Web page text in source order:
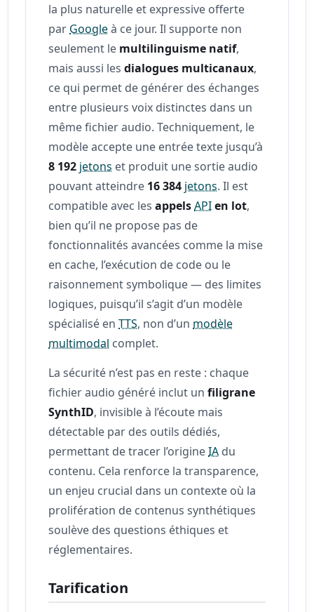
la plus naturelle et expressive offerte
par Googleà ce jour. Il supporte non
seulement le multilinguisme natif,
mais aussi lesdialogues multicanaux,
ce qui permet de générer des échanges
entre plusieurs voix distinctes dans un
même fichier audio. Techniquement, le
modèle accepte une entrée texte jusqu’à
8 192 jetons et produit une sortie audio
pouvant atteindre 16 384 jetons. Il est
compatible avec lesappelsAPIen lot,
bien qu’il ne propose pas de
fonctionnalités avancées comme la mise
en cache, l’exécution de code ou le
raisonnement symbolique — des limites
logiques, puisqu’il s’agit d’un modèle
spécialisé enTTS, non d’un modèle
multimodal complet.
La sécurité n’est pas en reste : chaque
fichier audio généré inclut unfiligrane
SynthID, invisible à l’écoute mais
détectable par des outils dédiés,
permettant de tracer l’origineIA du
contenu. Cela renforce la transparence,
un enjeu crucial dans un contexte où la
prolifération de contenus synthétiques
soulève des questions éthiques et
réglementaires.
Tarification